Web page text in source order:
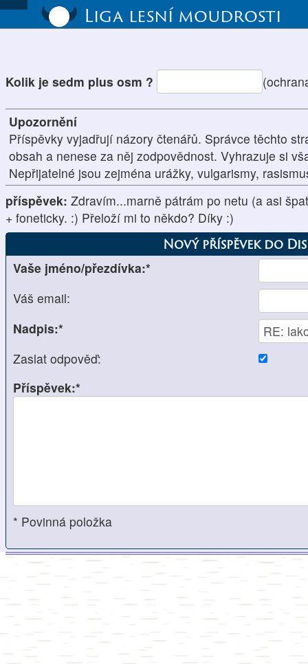
Liga lesní moudrosti
Kolik je sedm plus osm ?
Upozornění
Příspěvky vyjadřují názory čtenářů. Správce těchto
obsah a nenese za něj zodpovědnost. Vyhrazuje si
Nepřijatelné jsou zejména urážky, vulgarismy,
příspěvek: Zdravím...marně pátrám po netu (a asi
+ foneticky. :) Přeloží mi to někdo? Díky :)
Nový příspěvek do
Vaše jméno/přezdívka:*
Váš email:
Nadpis:*
Zaslat odpověď:
Příspěvek:*
* Povinná položka